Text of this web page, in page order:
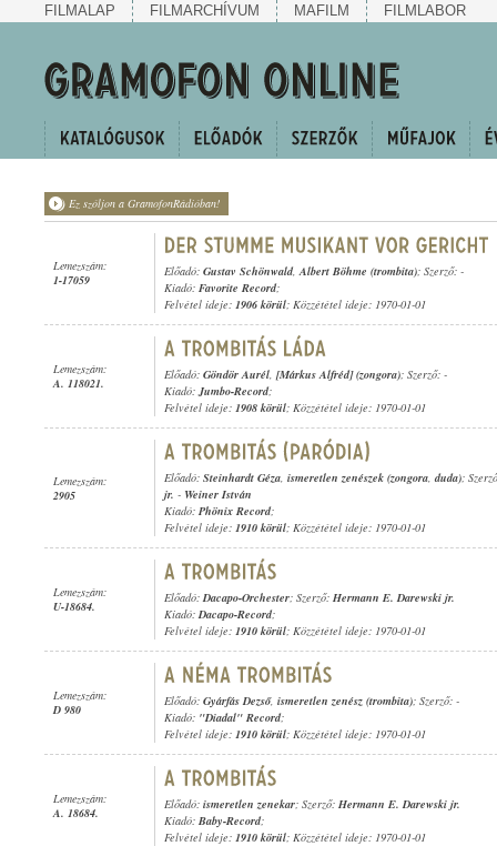
FILMALAP FILMARCHÍVUM MAFILM FILMLABOR
Ez szóljon a GramofonRádióban!
Lemezszám:
1-17059
Előadó: Gustav Schönwald,Albert Böhme (trombita); Szerző: -
Kiadó: Favorite Record;
Felvétel ideje: 1906 körül; Közzététel ideje: 1970-01-01
Lemezszám:
A. 118021.
Előadó: Göndör Aurél, [Márkus Alfréd] (zongora); Szerző: -
Kiadó:Jumbo-Record;
Felvétel ideje: 1908 körül; Közzététel ideje: 1970-01-01
Lemezszám:
2905
Előadó: Steinhardt Géza, ismeretlen zenészek (zongora,duda);
jr. - Weiner István
Kiadó: Phönix Record;
Felvétel ideje: 1910 körül; Közzététel ideje: 1970-01-01
Lemezszám:
U-18684.
Előadó:Dacapo-Orchester; Szerző: Hermann E. Darewski jr.
Kiadó:Dacapo-Record;
Felvétel ideje: 1910 körül; Közzététel ideje: 1970-01-01
Lemezszám:
D 980
Előadó: Gyárfás Dezső, ismeretlen zenész (trombita); Szerző: -
Kiadó: "Diadal" Record;
Felvétel ideje: 1910 körül; Közzététel ideje: 1970-01-01
Lemezszám:
A. 18684.
Előadó: ismeretlen zenekar; Szerző: Hermann E. Darewski jr.
Kiadó: Baby-Record;
Felvétel ideje: 1910 körül; Közzététel ideje: 1970-01-01